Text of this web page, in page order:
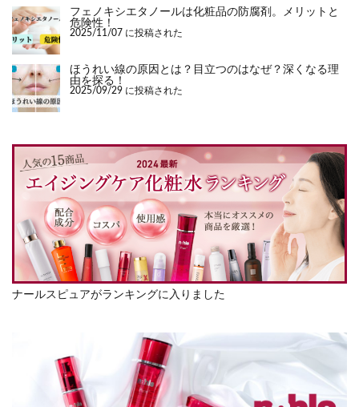
フェノキシエタノールは化粧品の防腐剤。メリットと
危険性！
2025/11/07 に投稿された
ほうれい線の原因とは？目立つのはなぜ？深くなる理
由を探る！
2025/09/29 に投稿された
ナールスピュアがランキングに入りました